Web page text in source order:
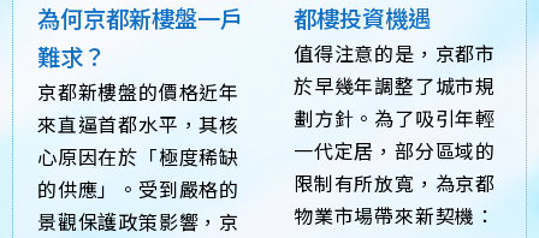
為何京都新樓盤一戶
難求？
京都新樓盤的價格近年
來直逼首都水平，其核
心原因在於「極度稀缺
的供應」。受到嚴格的
景觀保護政策影響，京
都樓投資機遇
值得注意的是，京都市
於早幾年調整了城市規
劃方針。為了吸引年輕
一代定居，部分區域的
限制有所放寬，為京都
物業市場帶來新契機：